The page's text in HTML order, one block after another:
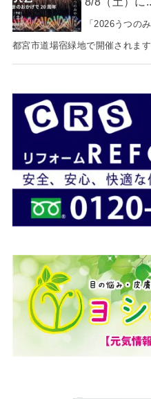
「2026うつの
都宮市道場宿緑地で開催されま